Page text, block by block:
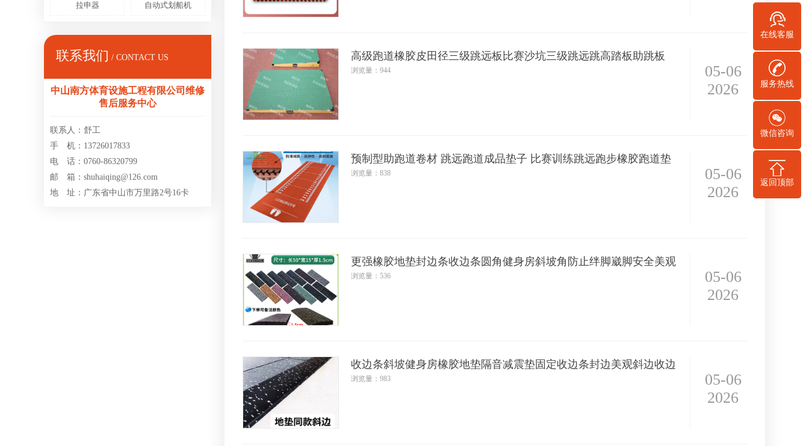
拉申器 自动式划船机
联系我们 / CONTACT US
中山南方体育设施工程有限公司维修
售后服务中心
联系人：舒工
手 机：13726017833
电 话：0760-86320799
邮 箱：shuhaiqing@126.com
地 址：广东省中山市万里路2号16卡
高级跑道橡胶皮田径三级跳远板比赛沙坑三级跳远跳高踏板助跳板
浏览量：944
05-06
2026
预制型助跑道卷材 跳远跑道成品垫子 比赛训练跳远跑步橡胶跑道垫
浏览量：838
05-06
2026
更强橡胶地垫封边条收边条圆角健身房斜坡角防止绊脚崴脚安全美观
浏览量：536
05-06
2026
收边条斜坡健身房橡胶地垫隔音减震垫固定收边条封边美观斜边收边
浏览量：983
05-06
2026
在线客服
服务热线
微信咨询
返回顶部